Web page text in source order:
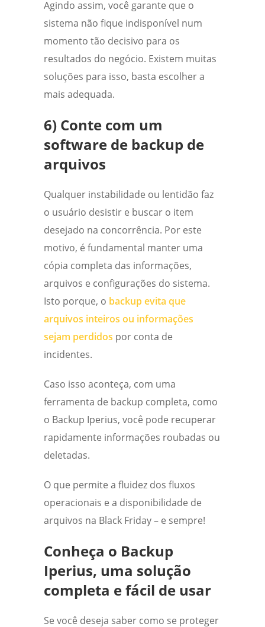
Agindo assim, você garante que o
sistema não fique indisponível num
momento tão decisivo para os
resultados do negócio. Existem muitas
soluções para isso, basta escolher a
mais adequada.
6) Conte com um
software de backup de
arquivos
Qualquer instabilidade ou lentidão faz
o usuário desistir e buscar o item
desejado na concorrência. Por este
motivo, é fundamental manter uma
cópia completa das informações,
arquivos e configurações do sistema.
Isto porque, o backup evita que
arquivos inteiros ou informações
sejam perdidos por conta de
incidentes.
Caso isso aconteça, com uma
ferramenta de backup completa, como
o Backup Iperius, você pode recuperar
rapidamente informações roubadas ou
deletadas.
O que permite a fluidez dos fluxos
operacionais e a disponibilidade de
arquivos na Black Friday – e sempre!
Conheça o Backup
Iperius, uma solução
completa e fácil de usar
Se você deseja saber como se proteger